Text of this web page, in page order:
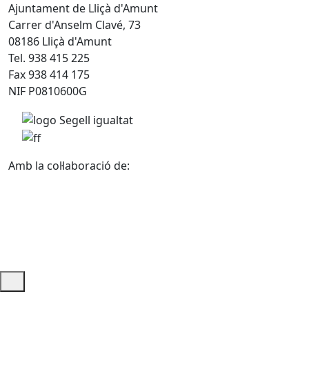
Ajuntament de Lliçà d'Amunt
Carrer d'Anselm Clavé, 73
08186 Lliçà d'Amunt
Tel. 938 415 225
Fax 938 414 175
NIF P0810600G
Amb la col·laboració de: